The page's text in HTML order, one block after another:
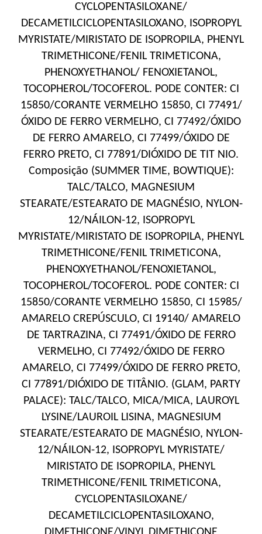
CYCLOPENTASILOXANE/
DECAMETILCICLOPENTASILOXANO, ISOPROPYL
MYRISTATE/MIRISTATO DE ISOPROPILA, PHENYL
TRIMETHICONE/FENIL TRIMETICONA,
PHENOXYETHANOL/ FENOXIETANOL,
TOCOPHEROL/TOCOFEROL. PODE CONTER: CI
15850/CORANTE VERMELHO 15850, CI 77491/
ÓXIDO DE FERRO VERMELHO, CI 77492/ÓXIDO
DE FERRO AMARELO, CI 77499/ÓXIDO DE
FERRO PRETO, CI 77891/DIÓXIDO DE TIT NIO.
Composição (SUMMER TIME, BOWTIQUE):
TALC/TALCO, MAGNESIUM
STEARATE/ESTEARATO DE MAGNÉSIO, NYLON-
12/NÁILON-12, ISOPROPYL
MYRISTATE/MIRISTATO DE ISOPROPILA, PHENYL
TRIMETHICONE/FENIL TRIMETICONA,
PHENOXYETHANOL/FENOXIETANOL,
TOCOPHEROL/TOCOFEROL. PODE CONTER: CI
15850/CORANTE VERMELHO 15850, CI 15985/
AMARELO CREPÚSCULO, CI 19140/ AMARELO
DE TARTRAZINA, CI 77491/ÓXIDO DE FERRO
VERMELHO, CI 77492/ÓXIDO DE FERRO
AMARELO, CI 77499/ÓXIDO DE FERRO PRETO,
CI 77891/DIÓXIDO DE TITÂNIO. (GLAM, PARTY
PALACE): TALC/TALCO, MICA/MICA, LAUROYL
LYSINE/LAUROIL LISINA, MAGNESIUM
STEARATE/ESTEARATO DE MAGNÉSIO, NYLON-
12/NÁILON-12, ISOPROPYL MYRISTATE/
MIRISTATO DE ISOPROPILA, PHENYL
TRIMETHICONE/FENIL TRIMETICONA,
CYCLOPENTASILOXANE/
DECAMETILCICLOPENTASILOXANO,